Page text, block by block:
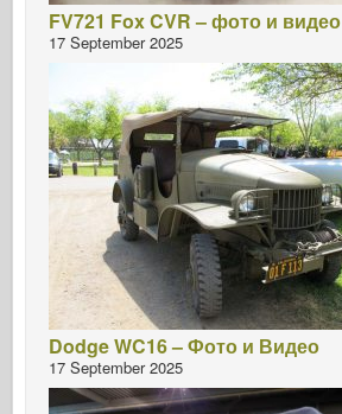
FV721 Fox CVR – фото и видео
17 September 2025
Dodge WC16 – Фото и Видео
17 September 2025